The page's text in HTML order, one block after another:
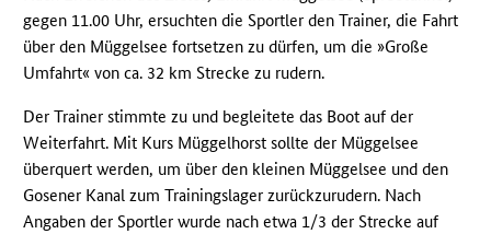
gegen 11.00 Uhr, ersuchten die Sportler den Trainer, die Fahrt
über den Müggelsee fortsetzen zu dürfen, um die »Große
Umfahrt« von ca. 32 km Strecke zu rudern.
Der Trainer stimmte zu und begleitete das Boot auf der
Weiterfahrt. Mit Kurs Müggelhorst sollte der Müggelsee
überquert werden, um über den kleinen Müggelsee und den
Gosener Kanal zum Trainingslager zurückzurudern. Nach
Angaben der Sportler wurde nach etwa 1/3 der Strecke auf